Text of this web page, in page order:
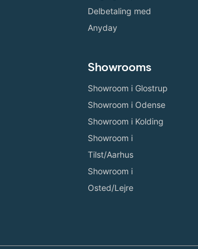
Delbetaling med
Anyday
Showrooms
Showroom i Glostrup
Showroom i Odense
Showroom i Kolding
Showroom i
Tilst/Aarhus
Showroom i
Osted/Lejre